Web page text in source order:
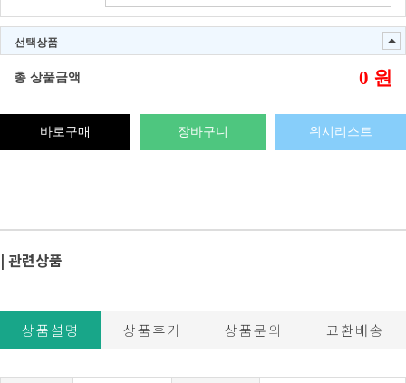
선택상품
총 상품금액 0 원
바로구매 장바구니 위시리스트
| 관련상품
상품설명 상품후기 상품문의 교환배송